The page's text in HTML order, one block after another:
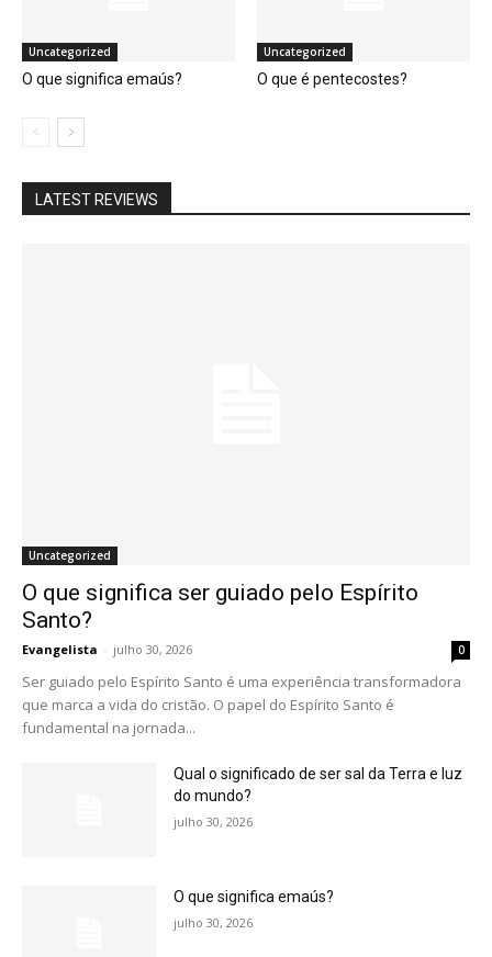
Uncategorized
O que significa emaús?
Uncategorized
O que é pentecostes?
LATEST REVIEWS
Uncategorized
O que significa ser guiado pelo Espírito
Santo?
Evangelista - julho 30, 2026 0
Ser guiado pelo Espírito Santo é uma experiência transformadora
que marca a vida do cristão. O papel do Espírito Santo é
fundamental na jornada...
Qual o significado de ser sal da Terra e luz
do mundo?
julho 30, 2026
O que significa emaús?
julho 30, 2026